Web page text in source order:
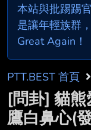
本站與批踢踢
是讓年輕族群
Great Again！
PTT.BEST 首頁
[問卦] 貓
鷹白鼻心(